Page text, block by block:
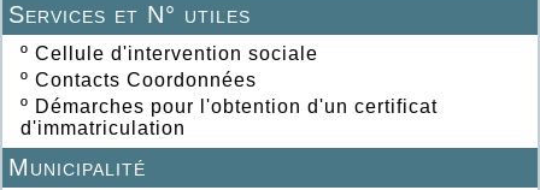
Services et N° utiles
º Cellule d'intervention sociale
º Contacts Coordonnées
º Démarches pour l'obtention d'un certificat
d'immatriculation
Municipalité